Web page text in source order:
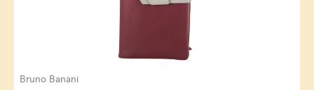
Bruno Banani